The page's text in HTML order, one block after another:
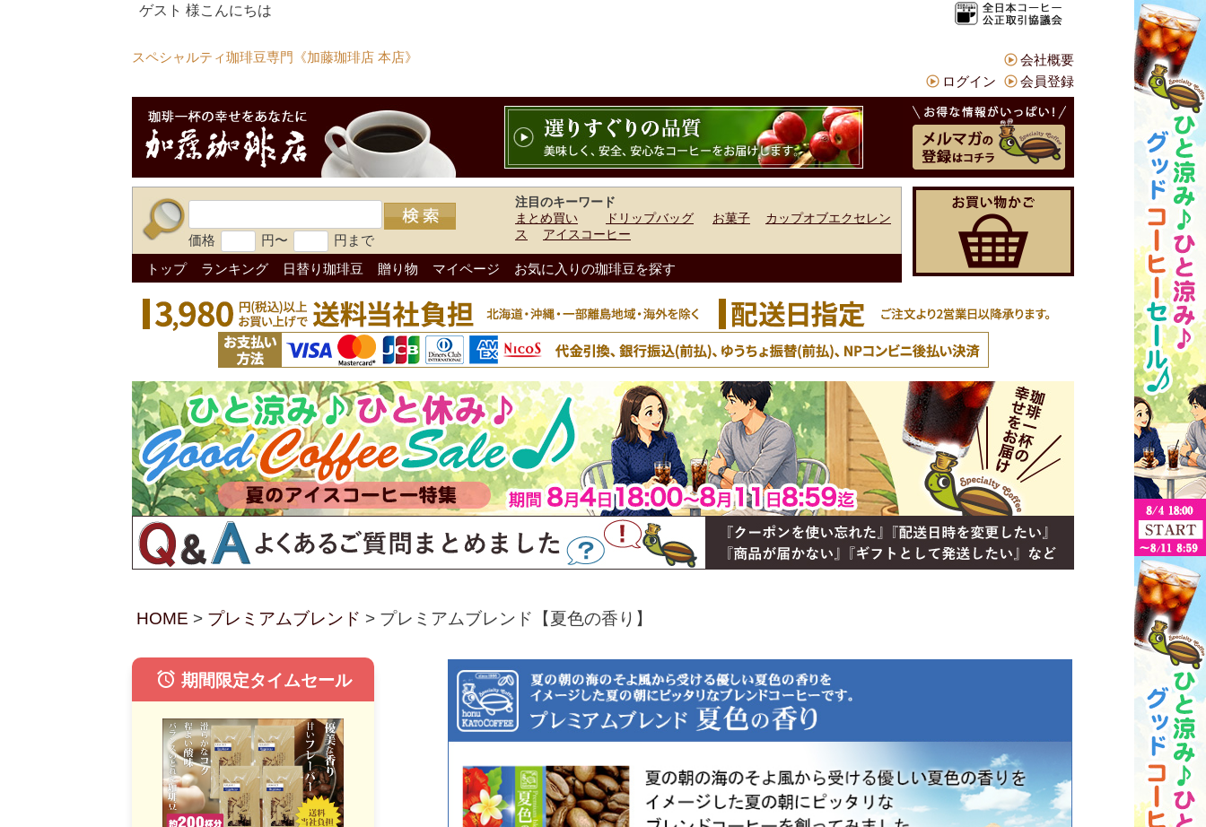
ゲスト 様こんにちは
スペシャルティ珈琲豆専門《加藤珈琲店 本店》
会社概要
ログイン
会員登録
価格 円〜 円まで
注目のキーワード
まとめ買い
ドリップバッグ お菓子
カップオブエクセレン
ス
アイスコーヒー
トップ ランキング 日替り珈琲豆 贈り物 マイページ お気に入りの珈琲豆を探す
HOME プレミアムブレンド プレミアムブレンド【夏色の香り】
alarm 期間限定タイムセール